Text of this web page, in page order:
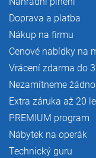
Doprava a platba
Nákup na firmu
Cenové nabídky na
Vrácení zdarma do
Nezamítneme
Extra záruka až 20
PREMIUM program
Nábytek na operák
Technický guru